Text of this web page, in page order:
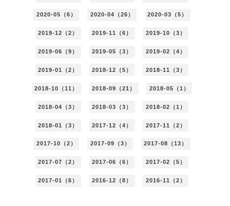
2020-05（6） 2020-04（26） 2020-03（5）
2019-12（2） 2019-11（6） 2019-10（3）
2019-06（9） 2019-05（3） 2019-02（4）
2019-01（2） 2018-12（5） 2018-11（3）
2018-10（11） 2018-09（21） 2018-05（1）
2018-04（3） 2018-03（3） 2018-02（1）
2018-01（3） 2017-12（4） 2017-11（2）
2017-10（2） 2017-09（3） 2017-08（13）
2017-07（2） 2017-06（6） 2017-02（5）
2017-01（6） 2016-12（8） 2016-11（2）